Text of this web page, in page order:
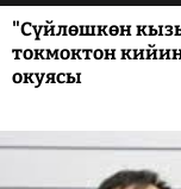
"Сүйлөшкөн
токмоктон
окуясы